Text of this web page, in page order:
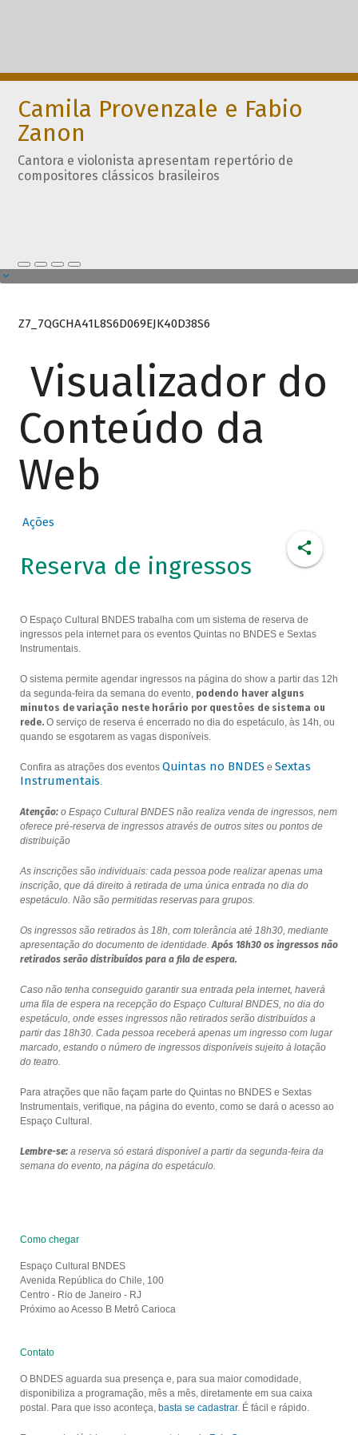
Camila Provenzale e Fabio
Zanon
Cantora e violonista apresentam repertório de
compositores clássicos brasileiros
Z7_7QGCHA41L8S6D069EJK40D38S6
Visualizador do
Conteúdo da
Web
Ações
Reserva de ingressos
O Espaço Cultural BNDES trabalha com um sistema de reserva de
ingressos pela internet para os eventos Quintas no BNDES e Sextas
Instrumentais.
O sistema permite agendar ingressos na página do show a partir das 12h
da segunda-feira da semana do evento, podendo haver alguns
minutos de variação neste horário por questões de sistema ou
rede.O serviço de reserva é encerrado no dia do espetáculo, às 14h, ou
quando se esgotarem as vagas disponíveis.
Confira as atrações dos eventos Quintas no BNDES e Sextas
Instrumentais.
Atenção:o Espaço Cultural BNDES não realiza venda de ingressos, nem
oferece pré-reserva de ingressos através de outros sites ou pontos de
distribuição
As inscrições são individuais: cada pessoa pode realizar apenas uma
inscrição, que dá direito à retirada de uma única entrada no dia do
espetáculo. Não são permitidas reservas para grupos.
Os ingressos são retirados às 18h, com tolerância até 18h30, mediante
apresentação do documento de identidade.Após 18h30 os ingressos não
retirados serão distribuídos para a fila de espera.
Caso não tenha conseguido garantir sua entrada pela internet, haverá
uma fila de espera na recepção do Espaço Cultural BNDES, no dia do
espetáculo, onde esses ingressos não retirados serão distribuídos a
partir das 18h30. Cada pessoa receberá apenas um ingresso com lugar
marcado, estando o número de ingressos disponíveis sujeito à lotação
do teatro.
Para atrações que não façam parte do Quintas no BNDES e Sextas
Instrumentais, verifique, na página do evento, como se dará o acesso ao
Espaço Cultural.
Lembre-se:a reserva só estará disponível a partir da segunda-feira da
semana do evento, na página do espetáculo.
Como chegar
Espaço Cultural BNDES
Avenida República do Chile, 100
Centro - Rio de Janeiro - RJ
Próximo ao Acesso B Metrô Carioca
Contato
O BNDES aguarda sua presença e, para sua maior comodidade,
disponibiliza a programação, mês a mês, diretamente em sua caixa
postal. Para que isso aconteça, basta se cadastrar. É fácil e rápido.